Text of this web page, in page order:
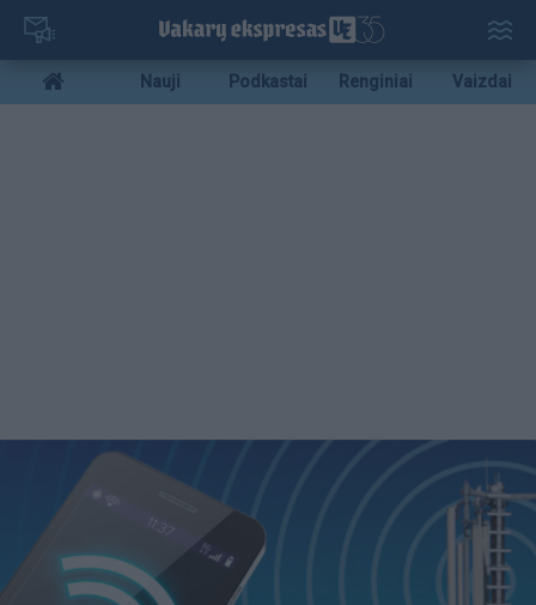
Pereiti
pagrindinį
turinį
Mobile
menu
Nauji Podkastai Renginiai Vaizdai